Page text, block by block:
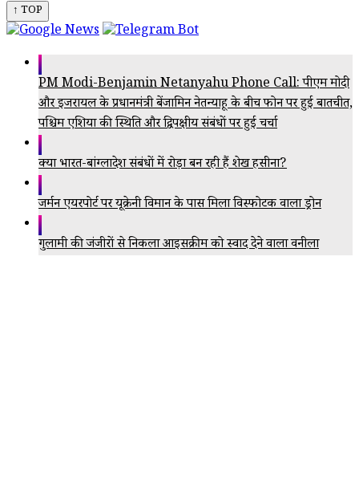
↑ TOP
PM Modi-Benjamin Netanyahu Phone Call: पीएम मोदी
और इजरायल के प्रधानमंत्री बेंजामिन नेतन्याहू के बीच फोन पर हुई बातचीत,
पश्चिम एशिया की स्थिति और द्विपक्षीय संबंधों पर हुई चर्चा
क्या भारत-बांग्लादेश संबंधों में रोड़ा बन रही हैं शेख हसीना?
जर्मन एयरपोर्ट पर यूक्रेनी विमान के पास मिला विस्फोटक वाला ड्रोन
गुलामी की जंजीरों से निकला आइसक्रीम को स्वाद देने वाला वनीला